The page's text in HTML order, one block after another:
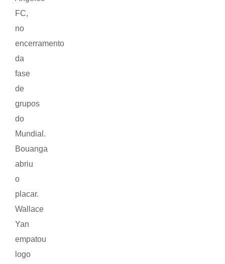
FC,
no
encerramento
da
fase
de
grupos
do
Mundial.
Bouanga
abriu
o
placar.
Wallace
Yan
empatou
logo